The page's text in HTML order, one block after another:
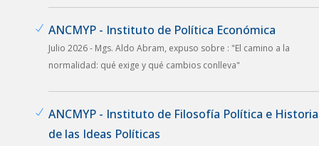
ANCMYP - Instituto de Política Económica
Julio 2026 - Mgs. Aldo Abram, expuso sobre : "El camino a la
normalidad: qué exige y qué cambios conlleva"
ANCMYP - Instituto de Filosofía Política e Historia
de las Ideas Políticas